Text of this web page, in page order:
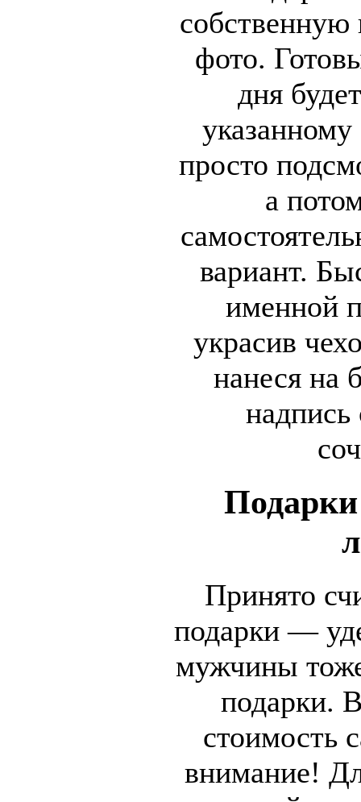
собственную
фото.
дня
просто
а
вариант.
именной
украсив
нанеся на
надпись
Принято
подарки —
мужчины
подарки.
стоимость
внимание!